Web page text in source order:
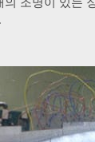
의 조명이 있는